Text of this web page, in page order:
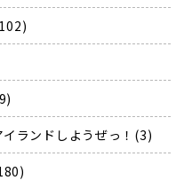
ランドしようぜっ！(3)